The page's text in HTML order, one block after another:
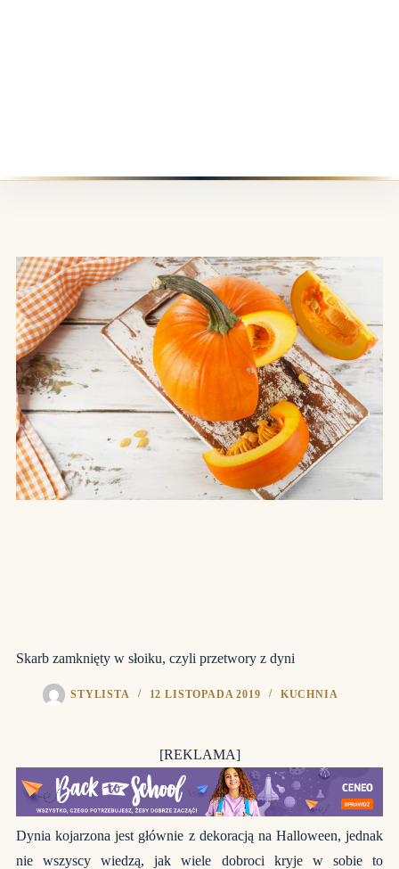
Skarb zamknięty w słoiku, czyli przetwory z dyni
STYLISTA 12 LISTOPADA 2019 KUCHNIA
[REKLAMA]
Dynia kojarzona jest głównie z dekoracją na Halloween, jednak
nie wszyscy wiedzą, jak wiele dobroci kryje w sobie to